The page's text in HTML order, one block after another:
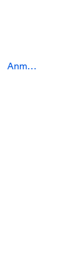
Anmelden